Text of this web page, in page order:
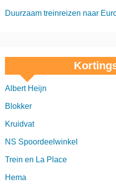
Duurzaam treinreizen naar
Albert Heijn
Blokker
Kruidvat
NS Spoordeelwinkel
Trein en La Place
Hema